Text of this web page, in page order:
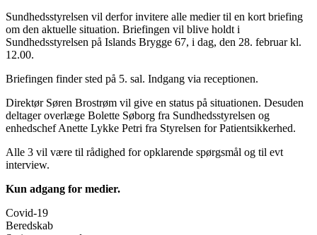
Sundhedsstyrelsen vil derfor invitere alle medier til en kort briefing
om den aktuelle situation. Briefingen vil blive holdt i
Sundhedsstyrelsen på Islands Brygge 67, i dag, den 28. februar kl.
12.00.
Briefingen finder sted på 5. sal. Indgang via receptionen.
Direktør Søren Brostrøm vil give en status på situationen. Desuden
deltager overlæge Bolette Søborg fra Sundhedsstyrelsen og
enhedschef Anette Lykke Petri fra Styrelsen for Patientsikkerhed.
Alle 3 vil være til rådighed for opklarende spørgsmål og til evt
interview.
Kun adgang for medier.
Covid-19
Beredskab